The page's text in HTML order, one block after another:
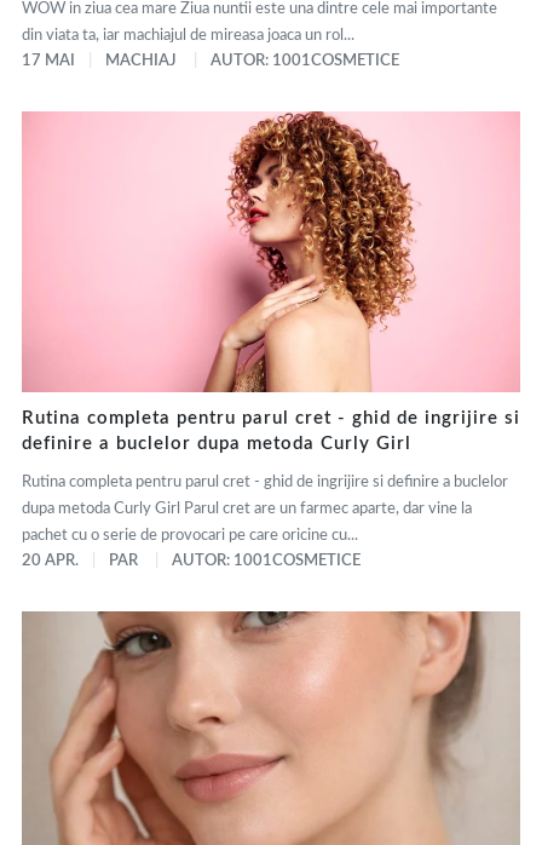
WOW in ziua cea mare Ziua nuntii este una dintre cele mai importante
din viata ta, iar machiajul de mireasa joaca un rol...
17 MAI
MACHIAJ AUTOR: 1001COSMETICE
Rutina completa pentru parul cret - ghid de ingrijire si
definire a buclelor dupa metoda Curly Girl
Rutina completa pentru parul cret - ghid de ingrijire si definire a buclelor
dupa metoda Curly Girl Parul cret are un farmec aparte, dar vine la
pachet cu o serie de provocari pe care oricine cu...
20 APR.
PAR AUTOR: 1001COSMETICE